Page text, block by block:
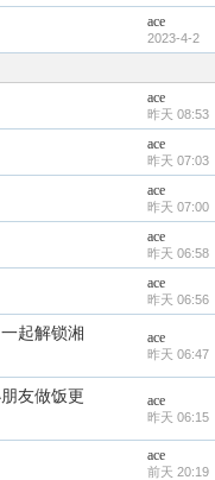
ace
2023-4-2
ace
昨天 08:53
ace
昨天 07:03
ace
昨天 07:00
ace
昨天 06:58
ace
昨天 06:56
起解锁湘
ace
昨天 06:47
友做饭更
ace
昨天 06:15
ace
前天 20:19